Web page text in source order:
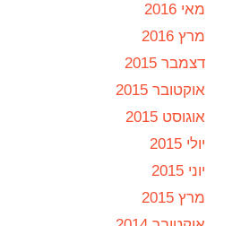
מאי 2016
מרץ 2016
דצמבר 2015
אוקטובר 2015
אוגוסט 2015
יולי 2015
יוני 2015
מרץ 2015